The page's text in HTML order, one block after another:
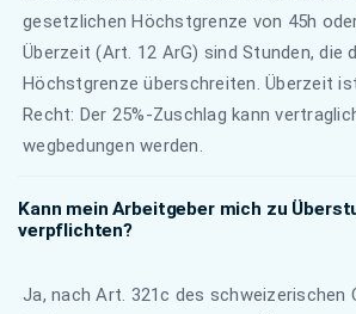
gesetzlichen Höchstgrenze von 45h
Überzeit (Art. 12 ArG) sind Stunden, die
Höchstgrenze überschreiten. Überzeit
Recht: Der 25%-Zuschlag kann
wegbedungen werden.
Kann mein Arbeitgeber mich zu
verpflichten?
Ja, nach Art. 321c des schweizerischen